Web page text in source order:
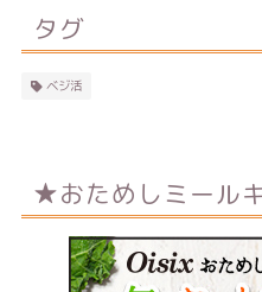
タグ
ベジ活
★おためしミール